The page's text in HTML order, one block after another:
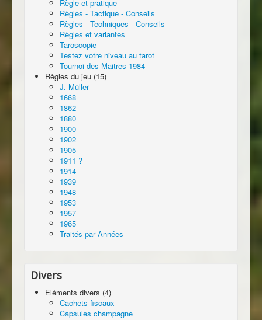
Règle et pratique
Règles - Tactique - Conseils
Règles - Techniques - Conseils
Règles et variantes
Taroscopie
Testez votre niveau au tarot
Tournoi des Maitres 1984
Règles du jeu (15)
J. Müller
1668
1862
1880
1900
1902
1905
1911 ?
1914
1939
1948
1953
1957
1965
Traités par Années
Divers
Eléments divers (4)
Cachets fiscaux
Capsules champagne